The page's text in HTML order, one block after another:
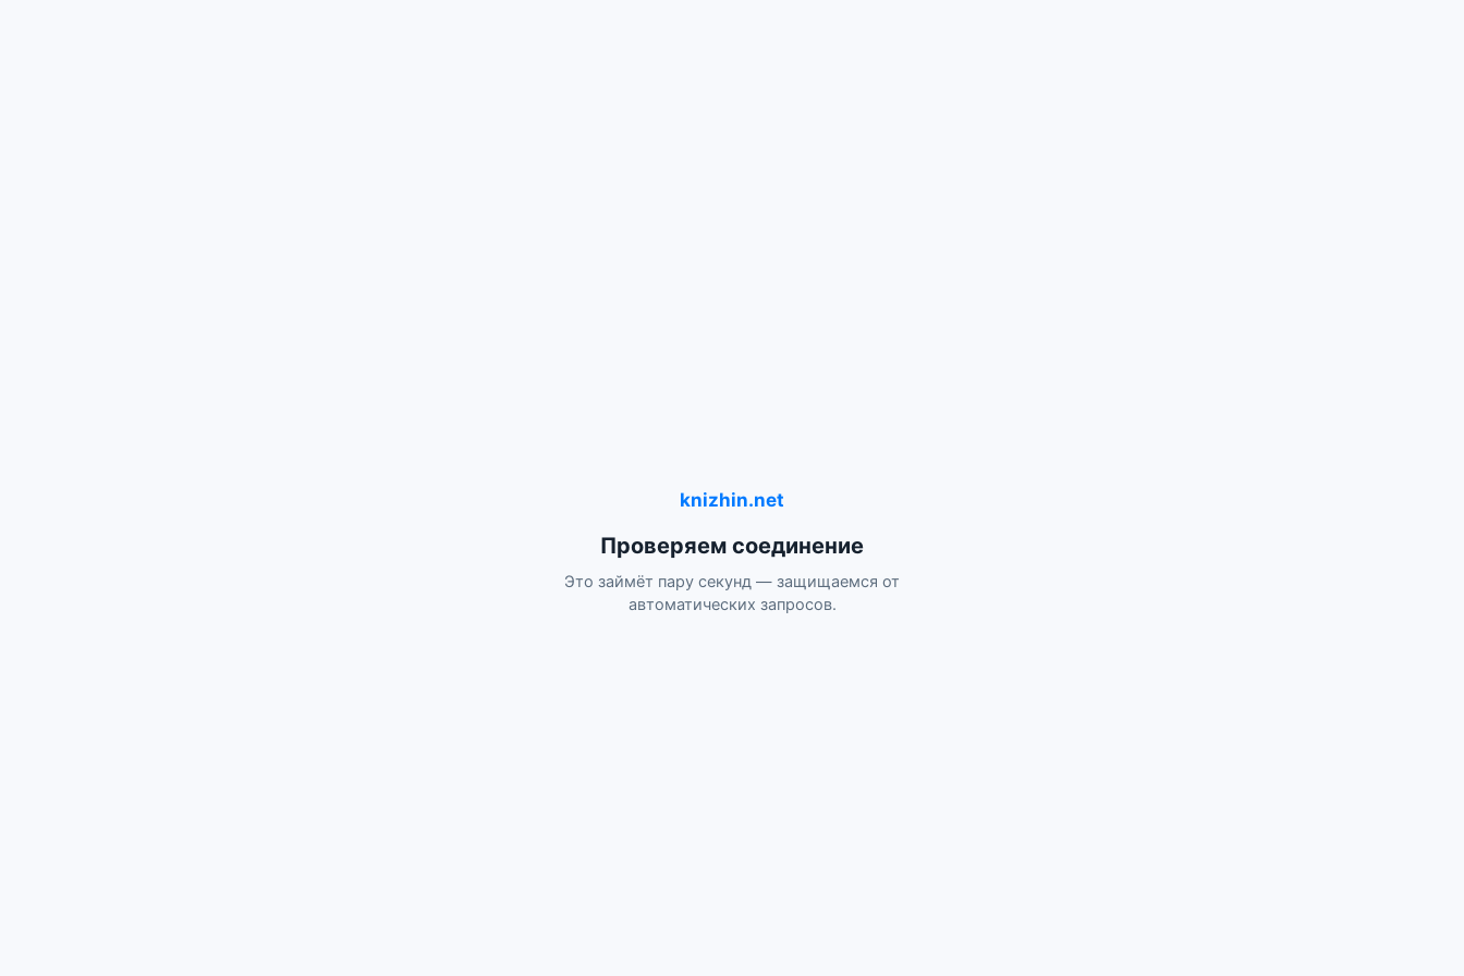
knizhin.net
Проверяем соединение
Это займёт пару секунд — защищаемся от
автоматических запросов.